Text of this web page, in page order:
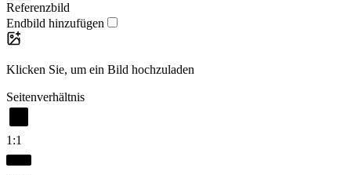
Referenzbild
Endbild hinzufügen
Klicken Sie, um ein Bild hochzuladen
Seitenverhältnis
1:1